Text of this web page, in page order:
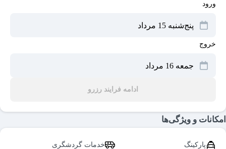
ورود
خروج
ادامه فرایند رزرو
امکانات و ویژگی‌ها
پارکینگ
خدمات گردشگری